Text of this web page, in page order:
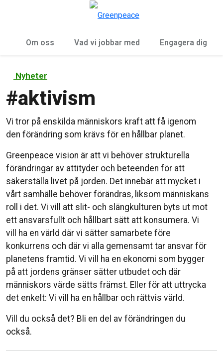
Om oss Vad vi jobbar med Engagera dig
Nyheter
#aktivism
Vi tror på enskilda människors kraft att få igenom
den förändring som krävs för en hållbar planet.
Greenpeace vision är att vi behöver strukturella
förändringar av attityder och beteenden för att
säkerställa livet på jorden. Det innebär att mycket i
vårt samhälle behöver förändras, liksom människans
roll i det. Vi vill att slit- och slängkulturen byts ut mot
ett ansvarsfullt och hållbart sätt att konsumera. Vi
vill ha en värld där vi sätter samarbete före
konkurrens och där vi alla gemensamt tar ansvar för
planetens framtid. Vi vill ha en ekonomi som bygger
på att jordens gränser sätter utbudet och där
människors värde sätts främst. Eller för att uttrycka
det enkelt: Vi vill ha en hållbar och rättvis värld.
Vill du också det? Bli en del av förändringen du
också.